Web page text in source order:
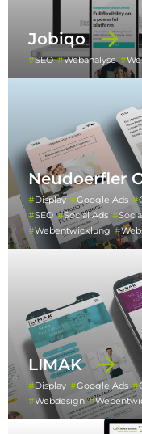
Jobiqo
SEO Webanalyse
Neudoerfler
Display Google Ads
SEO
Social Ads
Webentwicklung
LIMAK
Display Google Ads
Webdesign